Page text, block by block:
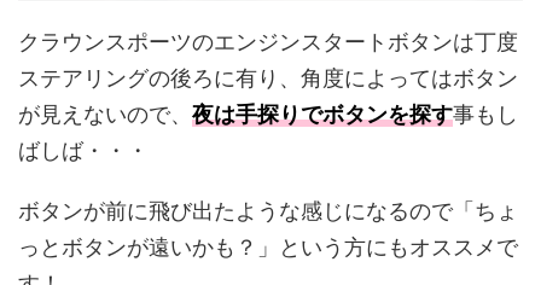
クラウンスポーツのエンジンスタートボタンは丁度
ステアリングの後ろに有り、角度によってはボタン
が見えないので、 夜は手探りでボタンを探す事もし
ばしば・・・
ボタンが前に飛び出たような感じになるので「ちょ
っとボタンが遠いかも？」という方にもオススメで